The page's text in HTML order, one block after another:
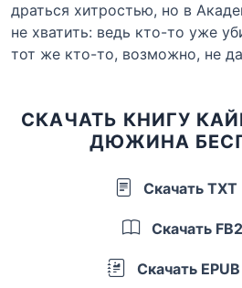
драться хитростью, но в
не хватить: ведь кто-то уже
тот же кто-то, возможно, не
СКАЧАТЬ КНИГУ
ДЮЖИНА
Скачать TXT
Скачать FB2
Скачать EPUB